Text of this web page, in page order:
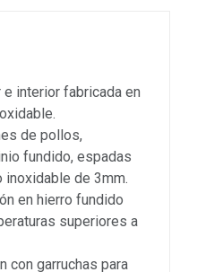
interior fabricada en
de pollos,
fundido, espadas
inoxidable de 3mm.
en hierro fundido
superiores a
con garruchas para